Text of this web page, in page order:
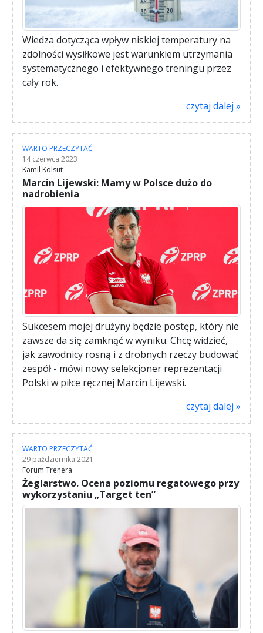
Wiedza dotycząca wpływ niskiej temperatury na
zdolności wysiłkowe jest warunkiem utrzymania
systematycznego i efektywnego treningu przez
cały rok.
czytaj dalej »
WARTO PRZECZYTAĆ
14 czerwca 2023
Kamil Kolsut
Marcin Lijewski: Mamy w Polsce dużo do
nadrobienia
Sukcesem mojej drużyny będzie postęp, który nie
zawsze da się zamknąć w wyniku. Chcę widzieć,
jak zawodnicy rosną i z drobnych rzeczy budować
zespół - mówi nowy selekcjoner reprezentacji
Polski w piłce ręcznej Marcin Lijewski.
czytaj dalej »
WARTO PRZECZYTAĆ
29 października 2021
Forum Trenera
Żeglarstwo. Ocena poziomu regatowego przy
wykorzystaniu „Target ten”